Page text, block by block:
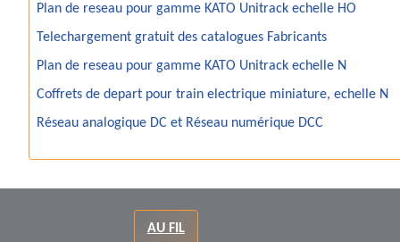
Plan de reseau pour gamme KATO Unitrack echelle HO
Telechargement gratuit des catalogues Fabricants
Plan de reseau pour gamme KATO Unitrack echelle N
Coffrets de depart pour train electrique miniature, echelle N
Réseau analogique DC et Réseau numérique DCC
AU FIL